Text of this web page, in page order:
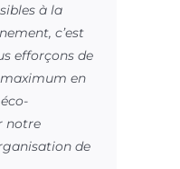
à la
c’est
efforçons de
en
notre
de